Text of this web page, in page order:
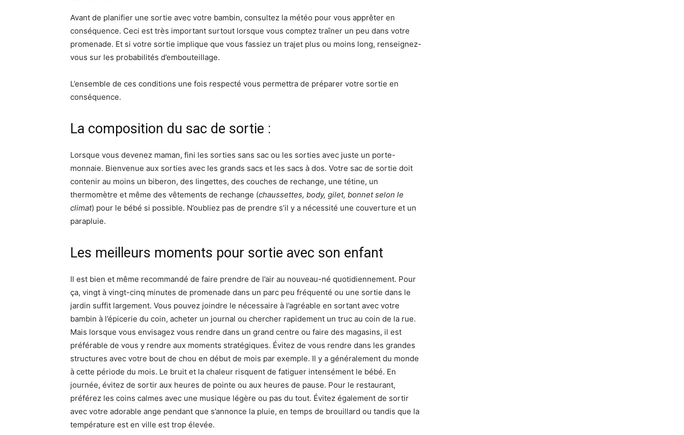
Avant de planifier une sortie avec votre bambin, consultez la météo pour vous apprêter en
conséquence. Ceci est très important surtout lorsque vous comptez traîner un peu dans votre
promenade. Et si votre sortie implique que vous fassiez un trajet plus ou moins long, renseignez-
vous sur les probabilités d’embouteillage.
L’ensemble de ces conditions une fois respecté vous permettra de préparer votre sortie en
conséquence.
La composition du sac de sortie :
Lorsque vous devenez maman, fini les sorties sans sac ou les sorties avec juste un porte-
monnaie. Bienvenue aux sorties avec les grands sacs et les sacs à dos. Votre sac de sortie doit
contenir au moins un biberon, des lingettes, des couches de rechange, une tétine, un
thermomètre et même des vêtements de rechange (chaussettes, body, gilet, bonnet selon le
climat) pour le bébé si possible. N’oubliez pas de prendre s’il y a nécessité une couverture et un
parapluie.
Les meilleurs moments pour sortie avec son enfant
Il est bien et même recommandé de faire prendre de l’air au nouveau-né quotidiennement. Pour
ça, vingt à vingt-cinq minutes de promenade dans un parc peu fréquenté ou une sortie dans le
jardin suffit largement. Vous pouvez joindre le nécessaire à l’agréable en sortant avec votre
bambin à l’épicerie du coin, acheter un journal ou chercher rapidement un truc au coin de la rue.
Mais lorsque vous envisagez vous rendre dans un grand centre ou faire des magasins, il est
préférable de vous y rendre aux moments stratégiques. Évitez de vous rendre dans les grandes
structures avec votre bout de chou en début de mois par exemple. Il y a généralement du monde
à cette période du mois. Le bruit et la chaleur risquent de fatiguer intensément le bébé. En
journée, évitez de sortir aux heures de pointe ou aux heures de pause. Pour le restaurant,
préférez les coins calmes avec une musique légère ou pas du tout. Évitez également de sortir
avec votre adorable ange pendant que s’annonce la pluie, en temps de brouillard ou tandis que la
température est en ville est trop élevée.